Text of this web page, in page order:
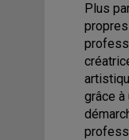
Plus
grâce